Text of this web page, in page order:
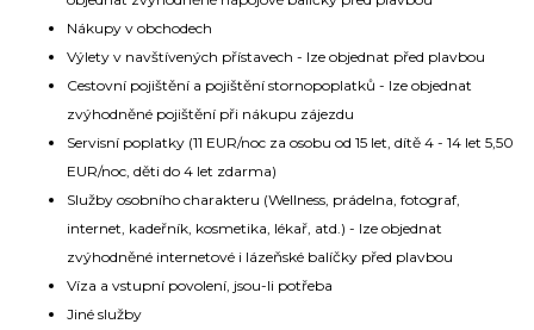
Nákupy v obchodech
Výlety v navštívených přístavech - lze objednat před plavbou
Cestovní pojištění a pojištění stornopoplatků - lze objednat
zvýhodněné pojištění při nákupu zájezdu
Servisní poplatky (11 EUR/noc za osobu od 15 let, dítě 4 - 14 let 5,50
EUR/noc, děti do 4 let zdarma)
Služby osobního charakteru (Wellness, prádelna, fotograf,
internet, kadeřník, kosmetika, lékař, atd.) - lze objednat
zvýhodněné internetové i lázeňské balíčky před plavbou
Víza a vstupní povolení, jsou-li potřeba
Jiné služby